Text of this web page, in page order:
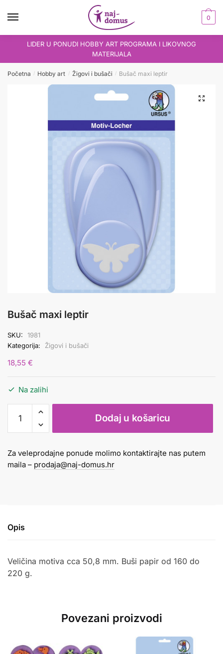
0
LIDER U PONUDI HOBBY ART PROGRAMA I LIKOVNOG
MATERIJALA
Početna / Hobby art / Žigovi i bušači / Bušač maxi leptir
Bušač maxi leptir
SKU:
1981
Kategorija:
Žigovi i bušači
18,55 €
Na zalihi
maxi
leptir
Dodaj u košaricu
Za veleprodajne ponude molimo kontaktirajte nas putem
maila – prodaja@naj-domus.hr
Opis
Veličina motiva cca 50,8 mm. Buši papir od 160 do
220 g.
Povezani proizvodi